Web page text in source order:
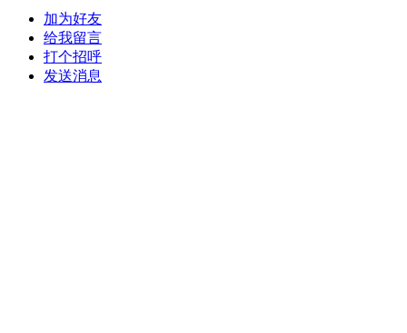
加为好友
给我留言
打个招呼
发送消息